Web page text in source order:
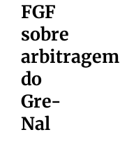
FGF
sobre
arbitragem
do
Gre-
Nal